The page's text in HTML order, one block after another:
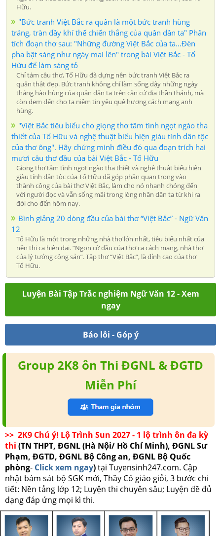
Hữu.
"Bức tranh Việt Bắc ra quân là một bức tranh hùng
tráng, tràn đầy khí thế chiến thắng của quân dân ta" Phân
tích đoạn thơ sau: "Những đường Việt Bắc của ta…Đèn
pha bật sáng như ngày mai lên" trong bài Việt Bắc - Tố
Hữu để làm sáng tỏ
Chỉ tám câu thơ, Tố Hữu đã dựng nên bức tranh Việt Bắc ra
quân thật đẹp. Bức tranh không chỉ làm sống dậy những ngày
tháng hào hùng của quân dân ta trên căn cứ địa thần thánh, mà
còn đem đến cho ta niềm tin yêu quê hương cách mạng anh
hùng.
"Việt Bắc tiêu biểu cho giọng thơ tâm tình ngọt ngào tha
thiết của Tố Hữu và nghệ thuật biểu hiện giàu tính dân tộc
của thơ ông". Hãy chứng minh điều đó qua đoạn trích hai
mươi câu thơ đầu của bài Việt Bắc - Tố Hữu
Giọng thơ tâm tình ngọt ngào tha thiết và nghệ thuật biểu hiện
giàu tính dân tộc của Tố Hữu đã góp phần quan trọng vào
thành công của bài thơ Việt Bắc, làm cho nó nhanh chóng đến
với người đọc và vẫn sống mãi trong lòng nhân dân ta từ khi ra
đời cho đến hôm nay.
Bình giảng 20 dòng đầu của bài thơ “Việt Bắc” - Ngữ Văn
12
Tố Hữu là một trong những nhà thơ lớn nhất, tiêu biểu nhất của
nền thi ca hiện đại. “Ngọn cờ đầu của thơ ca cách mạng, nhà thơ
của lý tưởng cộng sản”. Tập thơ “Việt Bắc”, là đỉnh cao của thơ
Tố Hữu.
Luyện Bài Tập Trắc nghiệm Ngữ Văn 12 - Xem
ngay
Báo lỗi - Góp ý
Group 2K8 ôn Thi ĐGNL & ĐGTD
Miễn Phí
>> 2K9 Chú ý! Lộ Trình Sun 2027 - 1 lộ trình ôn đa kỳ
thi (TN THPT, ĐGNL (Hà Nội/ Hồ Chí Minh), ĐGNL Sư
Phạm, ĐGTD, ĐGNL Bộ Công an, ĐGNL Bộ Quốc
phòng- Click xem ngay)tại Tuyensinh247.com. Cập
nhật bám sát bộ SGK mới, Thầy Cô giáo giỏi, 3 bước chi
tiết: Nền tảng lớp 12; Luyện thi chuyên sâu; Luyện đề đủ
dạng đáp ứng mọi kì thi.